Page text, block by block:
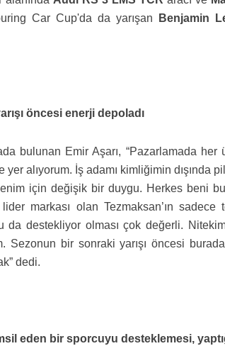
Car Cup'da da yarışan
Benjamin
öncesi enerji depoladı
bulunan Emir Aşarı, “Pazarlamada
yer alıyorum. İş adamı kimliğimin dışında
için değişik bir duygu. Herkes beni
markası olan Tezmaksan’ın sadece
da destekliyor olması çok değerli. Nitekim
Sezonun bir sonraki yarışı öncesi
dedi.
eden bir sporcuyu desteklemesi,